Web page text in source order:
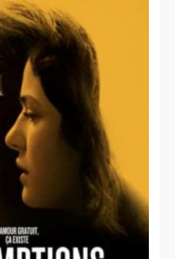
déesse des
feu